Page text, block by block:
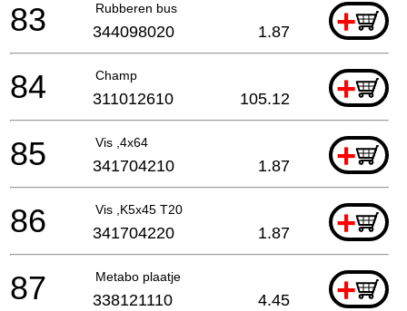
Rubberen bus +
83 344098020 1.87
Champ +
84 311012610 105.12
Vis ,4x64 +
85 341704210 1.87
Vis ,K5x45 T20 +
86 341704220 1.87
Metabo plaatje +
87 338121110 4.45